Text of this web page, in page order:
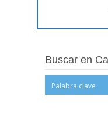
Buscar en